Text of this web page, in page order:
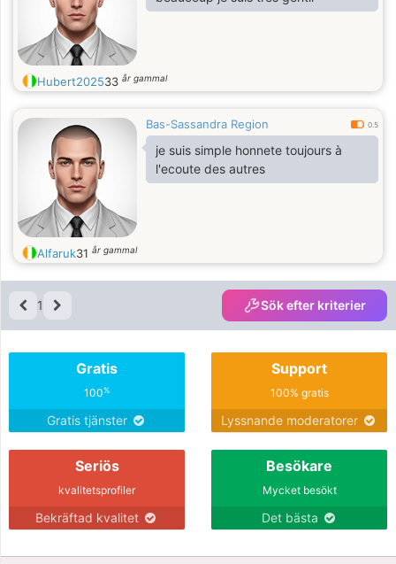
Hubert202533 år gammal
Bas-Sassandra Region 0.5
je suis simple honnete toujours à
l'ecoute des autres
Alfaruk31 år gammal
1 Sök efter kriterier
Gratis
100%
Gratis tjänster
Support
100% gratis
Lyssnande moderatorer
Seriös
kvalitetsprofiler
Bekräftad kvalitet
Besökare
Mycket besökt
Det bästa